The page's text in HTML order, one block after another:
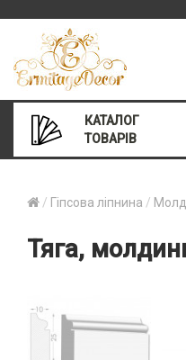
КАТАЛОГ
ТОВАРІВ
Гіпсова ліпнина
Тяга,